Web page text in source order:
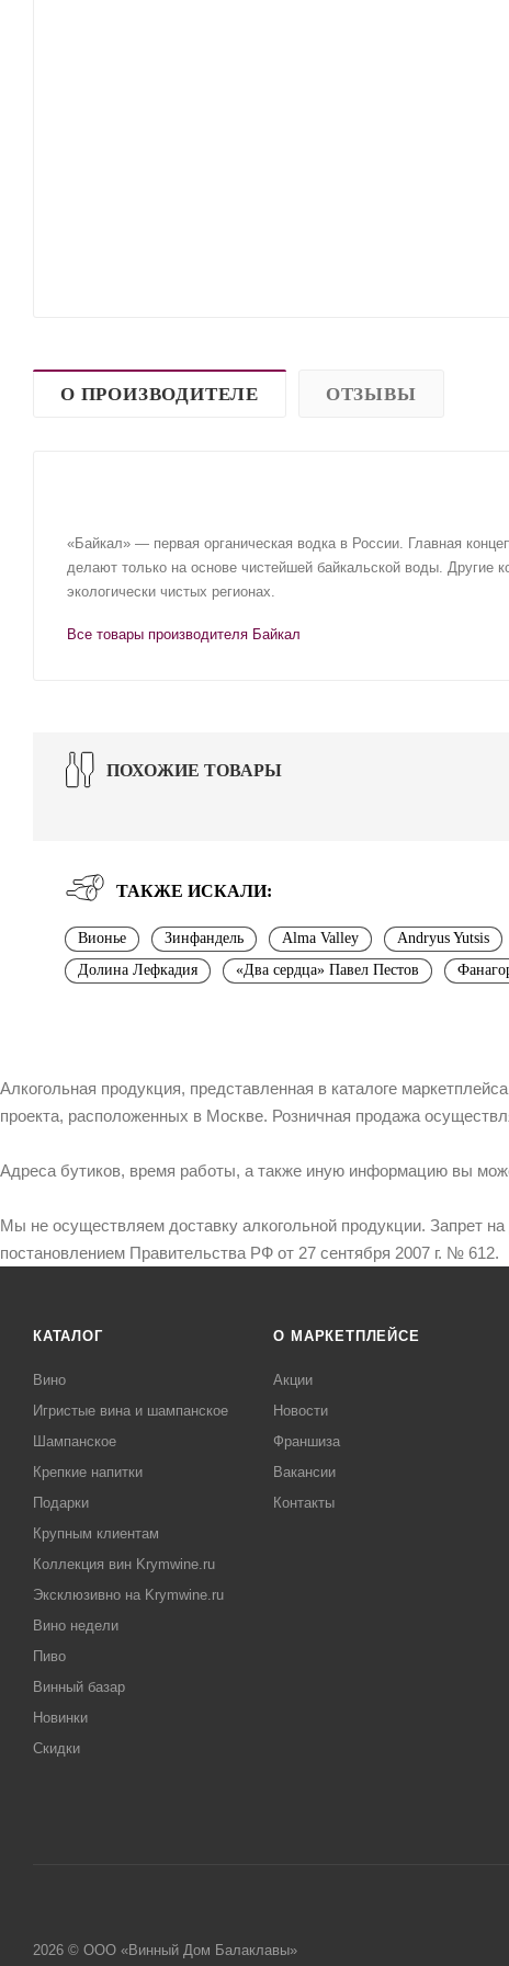
О ПРОИЗВОДИТЕЛЕ ОТЗЫВЫ
«Байкал» — первая органическая водка в России. Главная
делают только на основе чистейшей байкальской воды.
экологически чистых регионах.
Все товары производителя Байкал
ПОХОЖИЕ ТОВАРЫ
ТАКЖЕ ИСКАЛИ:
Вионье Зинфандель Alma Valley Andryus Yutsis
Долина Лефкадия
«Два сердца» Павел Пестов
Алкогольная продукция, представленная в каталоге
проекта, расположенных в Москве. Розничная продажа
Адреса бутиков, время работы, а также иную информацию вы
Мы не осуществляем доставку алкогольной продукции. Запрет
постановлением Правительства РФ от 27 сентября 2007 г. № 612.
КАТАЛОГ
Вино
Игристые вина и шампанское
Шампанское
Крепкие напитки
Подарки
Крупным клиентам
Коллекция вин Krymwine.ru
Эксклюзивно на Krymwine.ru
Вино недели
Пиво
Винный базар
Новинки
Скидки
О МАРКЕТПЛЕЙСЕ
Акции
Новости
Франшиза
Вакансии
Контакты
2026 © ООО «Винный Дом Балаклавы»